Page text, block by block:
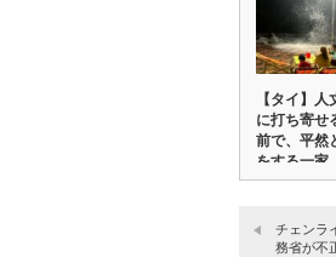
【タイ】人
に打ち寄せ
前で、平然
をする一家
の…
チェンラ
務省が不